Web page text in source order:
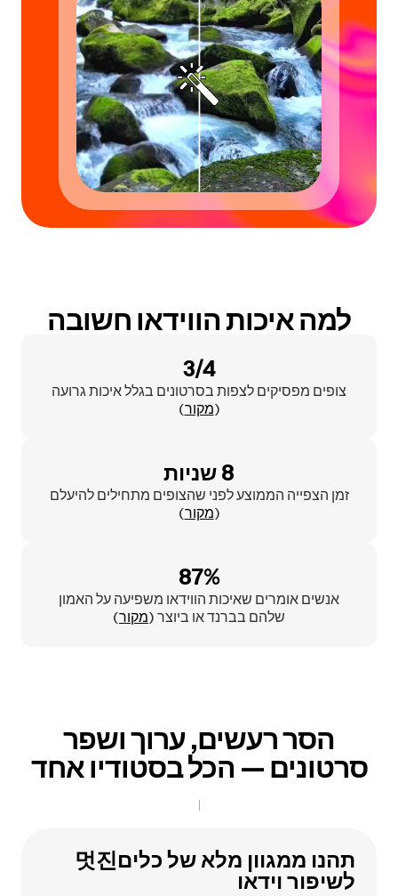
למה איכות הווידאו חשובה
3/4
צופים מפסיקים לצפות בסרטונים בגלל איכות גרועה
(מקור)
8 שניות
זמן הצפייה הממוצע לפני שהצופים מתחילים להיעלם
(מקור)
87%
אנשים אומרים שאיכות הווידאו משפיעה על האמון
שלהם בברנד או ביוצר (מקור)
הסר רעשים, ערוך ושפר
סרטונים — הכל בסטודיו אחד
תהנו ממגוון מלא של כלים멋진
לשיפור וידאו